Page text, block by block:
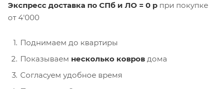
Экспресс доставка по СПб и ЛО = 0 р при покупке
от 4'000
Поднимаем до квартиры
Показываем несколько ковров дома
Согласуем удобное время